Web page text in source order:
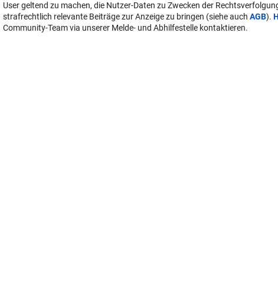
User geltend zu machen, die Nutzer-Daten zu Zwecken der
strafrechtlich relevante Beiträge zur Anzeige zu bringen (siehe auch AGB).
Community-Team via unserer Melde- und Abhilfestelle kontaktieren.